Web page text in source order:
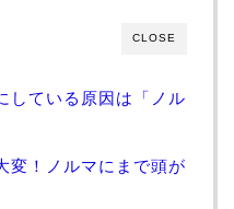
CLOSE
している原因は「ノル
変！ノルマにまで頭が